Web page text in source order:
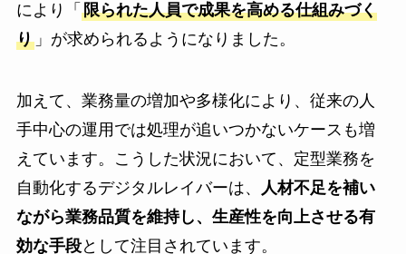
により「 限られた人員で成果を高める仕組みづく
り」が求められるようになりました。
加えて、業務量の増加や多様化により、従来の人
手中心の運用では処理が追いつかないケースも増
えています。こうした状況において、定型業務を
自動化するデジタルレイバーは、
人材不足を補い
ながら業務品質を維持し、生産性を向上させる有
効な手段として注目されています。